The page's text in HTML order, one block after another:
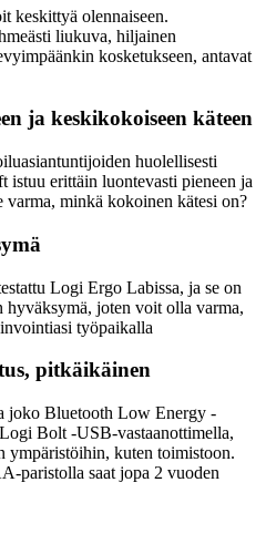
keskittyä olennaiseen.
liukuva, hiljainen
kosketukseen, antavat
ja keskikokoiseen käteen
huolellisesti
istuu erittäin luontevasti pieneen ja
minkä kokoinen kätesi on?
Logi Ergo Labissa, ja se on
hyväksymä, joten voit olla varma,
työpaikalla
pitkäikäinen
joko Bluetooth Low Energy -
Bolt -USB-vastaanottimella,
ympäristöihin, kuten toimistoon.
paristolla saat jopa 2 vuoden